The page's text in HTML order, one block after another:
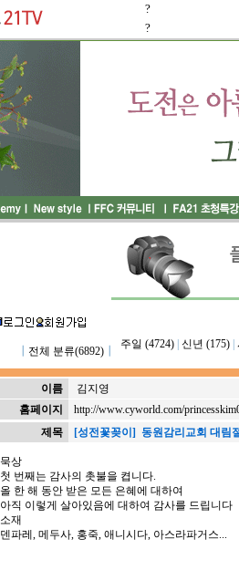
?
?
전체 분류(6892)┃
주일 (4724)| 신년 (175)|
이름
김지영
홈페이지
http://www.cyworld.com/
제목
[성전꽃꽂이] 동원감리교회 대림
묵상
첫 번째는 감사의 촛불을 켭니다.
올 한 해 동안 받은 모든 은혜에 대하여
아직 이렇게 살아있음에 대하여 감사를 드립니다
소재
덴파레, 메두사, 홍죽, 애니시다, 아스라파거스...